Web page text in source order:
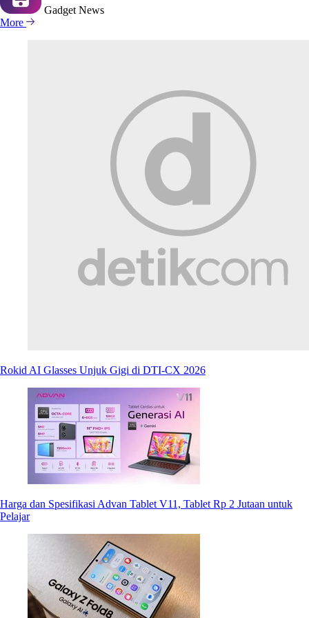
Gadget News
More
Rokid AI Glasses Unjuk Gigi di DTI-CX 2026
Harga dan Spesifikasi Advan Tablet V11, Tablet Rp 2 Jutaan untuk
Pelajar